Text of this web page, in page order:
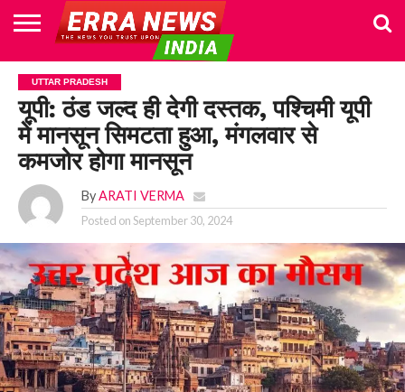
HOME
POLITICS
NEWS
BUSINESS
CULTURE
NATIONAL
SPORTS
LIFESTYLE
TRAVEL
OPINION
BREAKING
NEWS
ENTERTAINMENT
WORLD
CRIME
JOIN
US
UTTAR PRADESH
यूपी: ठंड जल्द ही देगी दस्तक, पश्चिमी यूपी
में मानसून सिमटता हुआ, मंगलवार से
कमजोर होगा मानसून
By ARATI VERMA
Posted onSeptember 30, 2024